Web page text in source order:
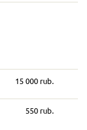
15 000 rub.
550 rub.